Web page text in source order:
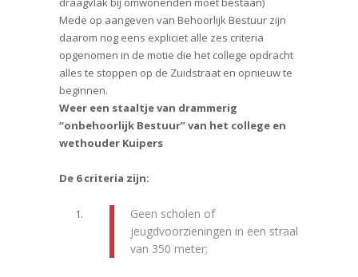
Mede op aangeven van Behoorlijk Bestuur zijn
daarom nog eens expliciet alle zes criteria
opgenomen in de motie die het college opdracht
alles te stoppen op de Zuidstraat en opnieuw te
beginnen.
Weer een staaltje van drammerig
“onbehoorlijk Bestuur” van het college en
wethouder Kuipers
De 6 criteria zijn:
Geen scholen of
jeugdvoorzieningen in een straal
van 350 meter;